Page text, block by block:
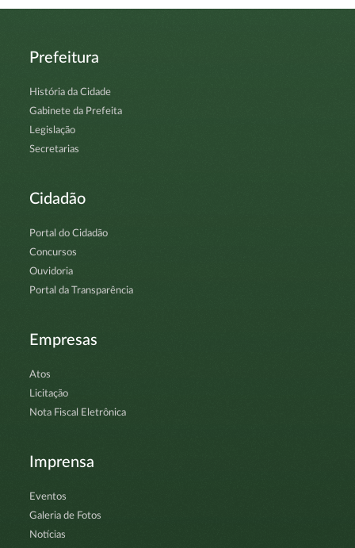
Prefeitura
História da Cidade
Gabinete da Prefeita
Legislação
Secretarias
Cidadão
Portal do Cidadão
Concursos
Ouvidoria
Portal da Transparência
Empresas
Atos
Licitação
Nota Fiscal Eletrônica
Imprensa
Eventos
Galeria de Fotos
Notícias